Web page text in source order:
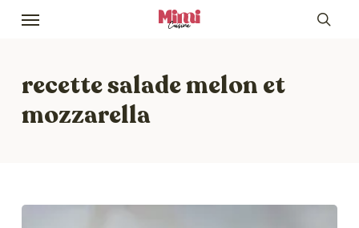
Skip
content
Menu
recette salade melon et
mozzarella